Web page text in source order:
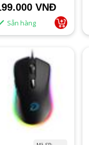
VNĐ
Sẵn hàng